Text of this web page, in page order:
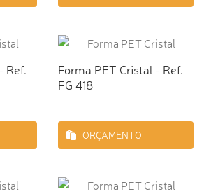
Ref.
Forma PET Cristal - Ref.
FG 418
ORÇAMENTO